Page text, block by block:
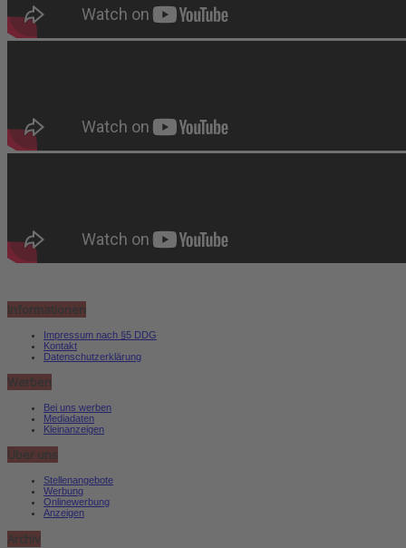
Informationen
Impressum nach §5 DDG
Kontakt
Datenschutzerklärung
Werben
Bei uns werben
Mediadaten
Kleinanzeigen
Über uns
Stellenangebote
Werbung
Onlinewerbung
Anzeigen
Archiv